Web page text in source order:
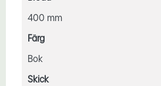
400 mm
Färg
Bok
Skick